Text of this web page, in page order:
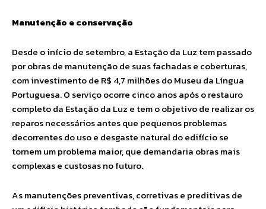
Manutenção e conservação
Desde o início de setembro, a Estação da Luz tem passado
por obras de manutenção de suas fachadas e coberturas,
com investimento de R$ 4,7 milhões do Museu da Língua
Portuguesa. O serviço ocorre cinco anos após o restauro
completo da Estação da Luz e tem o objetivo de realizar os
reparos necessários antes que pequenos problemas
decorrentes do uso e desgaste natural do edifício se
tornem um problema maior, que demandaria obras mais
complexas e custosas no futuro.
As manutenções preventivas, corretivas e preditivas de